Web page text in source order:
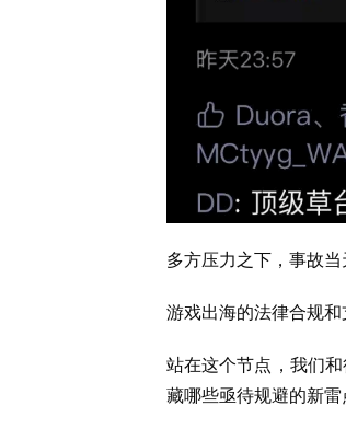
多方压力之下，事故当
游戏出海的法律合规和
站在这个节点，我们
藏哪些亟待规避的新雷